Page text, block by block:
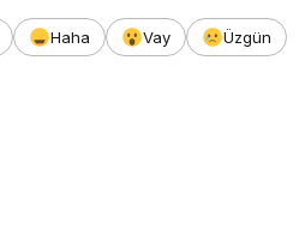
Haha Vay
Üzgün